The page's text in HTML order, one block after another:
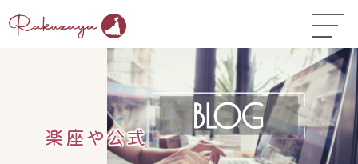
TOP
はじめての方へ
コース料金
よくある質問
楽座や公式